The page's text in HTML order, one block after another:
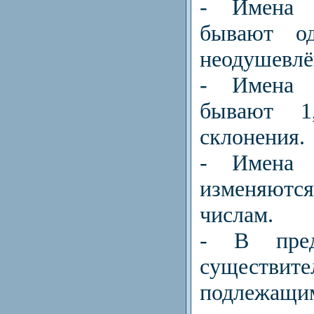
- Имена
бывают
- Имена
склонения.
- Имена
числам.
- В